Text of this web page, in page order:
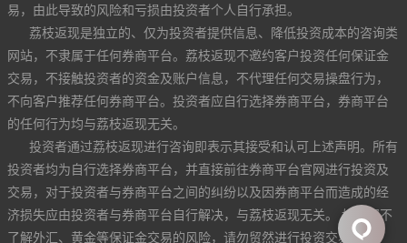
易，由此导致的风险和亏损由投资者个人自行承担。
荔枝返现是独立的、仅为投资者提供信息、降低投资成本的咨询类
网站，不隶属于任何券商平台。荔枝返现不邀约客户投资任何保证金
交易，不接触投资者的资金及账户信息，不代理任何交易操盘行为，
不向客户推荐任何券商平台。投资者应自行选择券商平台，券商平台
的任何行为均与荔枝返现无关。
投资者通过荔枝返现进行咨询即表示其接受和认可上述声明。所有
投资者均为自行选择券商平台，并直接前往券商平台官网进行投资及
交易，对于投资者与券商平台之间的纠纷以及因券商平台而造成的经
济损失应由投资者与券商平台自行解决，与荔枝返现无关。 如果您不
了解外汇、黄金等保证金交易的风险，请勿贸然进行投资交易。